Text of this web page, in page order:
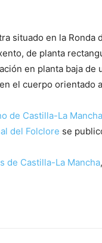
situado en la Ronda
de planta
en planta baja
el cuerpo orientado
de Castilla-La
del Folclore se
de Castilla-La Mancha,